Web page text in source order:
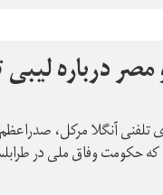
مصر درباره
تلفنی آنگلا مرکل،
حکومت وفاق ملی در